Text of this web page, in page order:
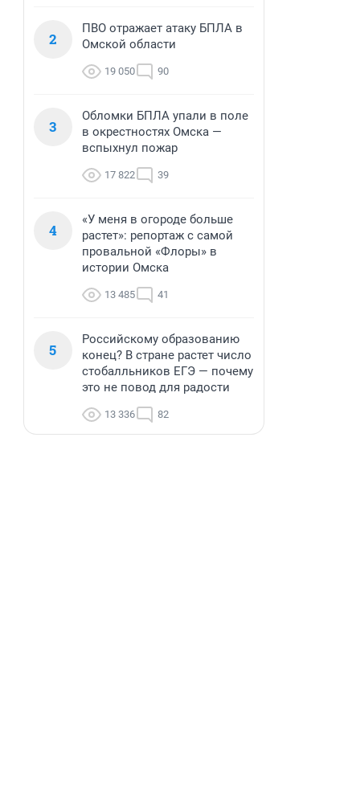
2
ПВО отражает атаку БПЛА в
Омской области
19 050 90
3
Обломки БПЛА упали в поле
в окрестностях Омска —
вспыхнул пожар
17 822 39
4
«У меня в огороде больше
растет»: репортаж с самой
провальной «Флоры» в
истории Омска
13 485 41
5
Российскому образованию
конец? В стране растет число
стобалльников ЕГЭ — почему
это не повод для радости
13 336 82